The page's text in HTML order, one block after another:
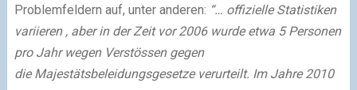
Problemfeldern auf, unter anderen: “… offizielle Statistiken
variieren , aber in der Zeit vor 2006 wurde etwa 5 Personen
pro Jahr wegen Verstössen gegen
die Majestätsbeleidungsgesetze verurteilt. Im Jahre 2010